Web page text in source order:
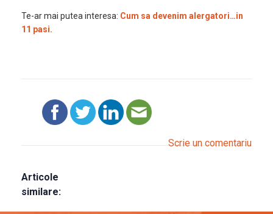
Te-ar mai putea interesa: Cum sa devenim alergatori…in
11 pasi.
Scrie un comentariu
Articole
similare: